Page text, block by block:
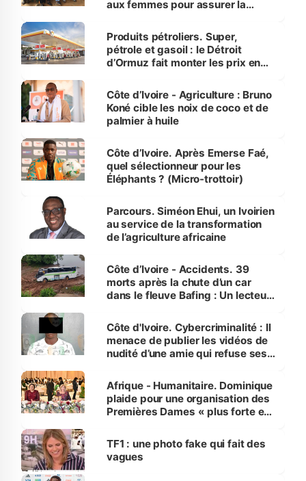
aux femmes pour assurer la
menacées
Produits pétroliers. Super,
pétrole et gasoil : le Détroit
d’Ormuz fait monter les prix en
Côte d’Ivoire - Agriculture : Bruno
Koné cible les noix de coco et de
palmier à huile
Côte d’Ivoire. Après Emerse Faé,
quel sélectionneur pour les
Éléphants ? (Micro-trottoir)
Parcours. Siméon Ehui, un Ivoirien
au service de la transformation
de l’agriculture africaine
Côte d’Ivoire - Accidents. 39
morts après la chute d’un car
dans le fleuve Bafing : Un lecteur
des Transports
Côte d'Ivoire. Cybercriminalité : Il
menace de publier les vidéos de
nudité d’une amie qui refuse ses
Afrique - Humanitaire. Dominique
plaide pour une organisation des
Premières Dames « plus forte et
sur la scène internationale »
TF1 : une photo fake qui fait des
vagues